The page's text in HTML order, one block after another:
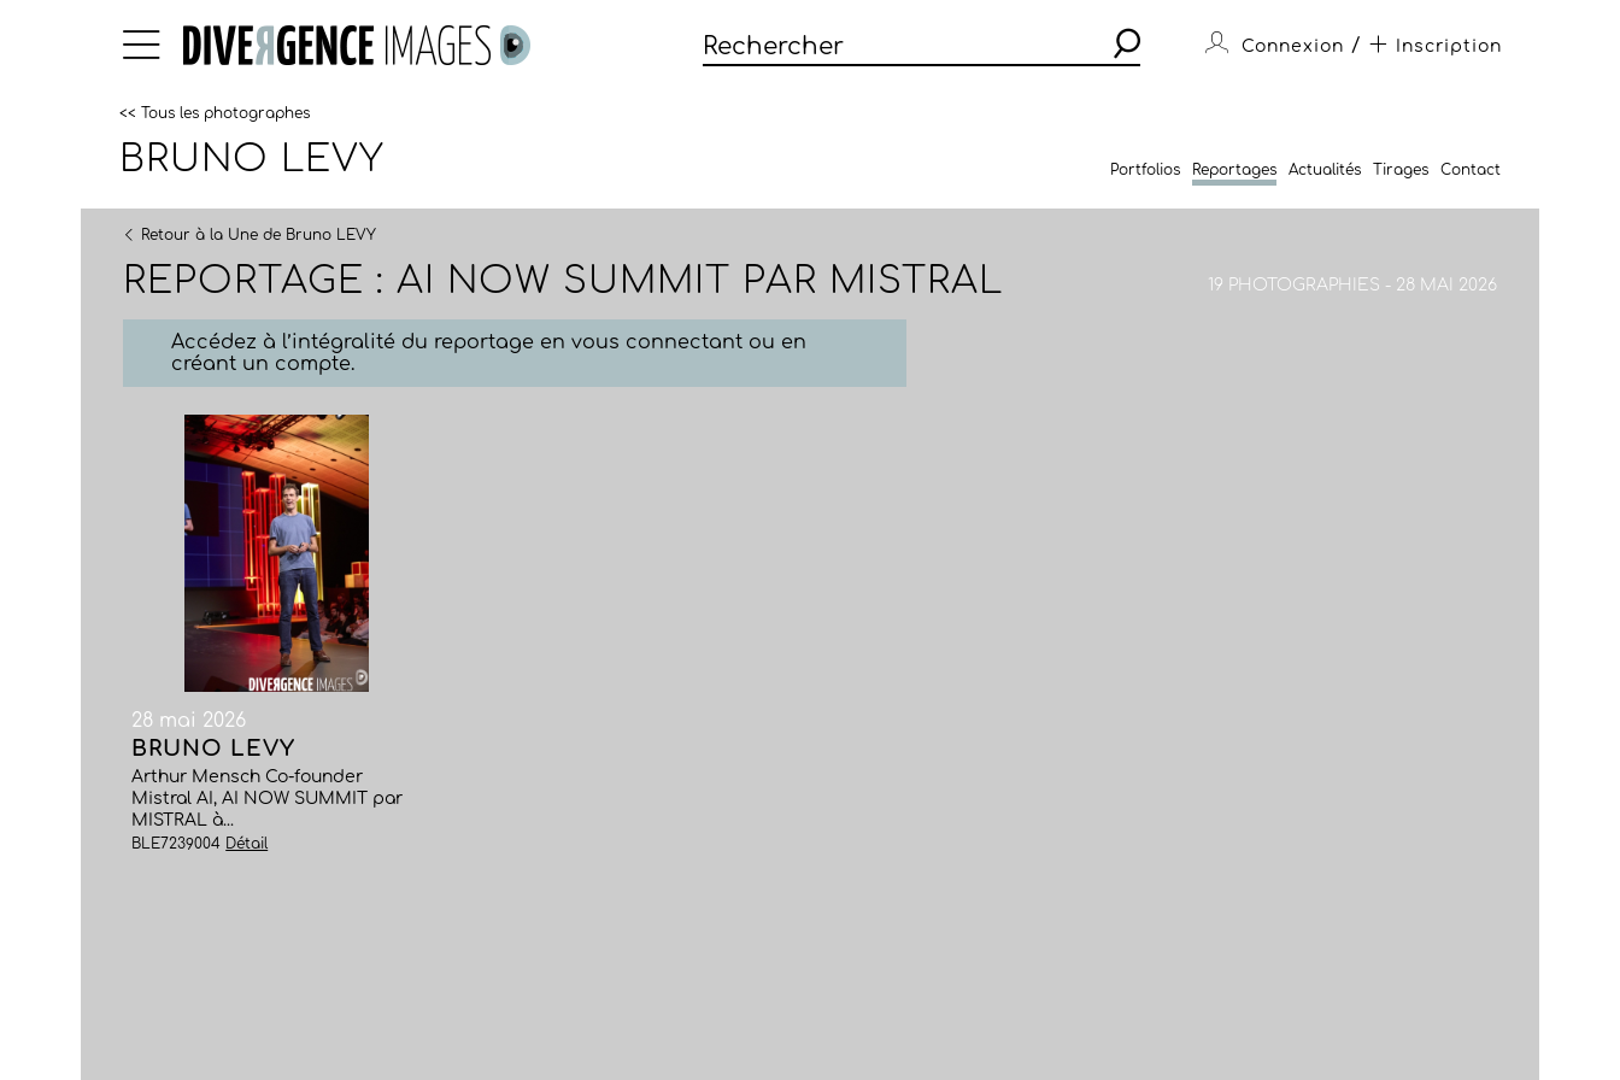
Connexion / Inscription
<< Tous les photographes
BRUNO LEVY Portfolios Reportages Actualités Tirages Contact
Retour à la Une de Bruno LEVY
REPORTAGE : AI NOW SUMMIT PAR MISTRAL 19 PHOTOGRAPHIES - 28 MAI 2026
Accédez à l’intégralité du reportage en vous connectant ou en
créant un compte.
28 mai 2026
BRUNO LEVY
Arthur Mensch Co-founder
Mistral AI, AI NOW SUMMIT par
MISTRAL à...
BLE7239004 Détail